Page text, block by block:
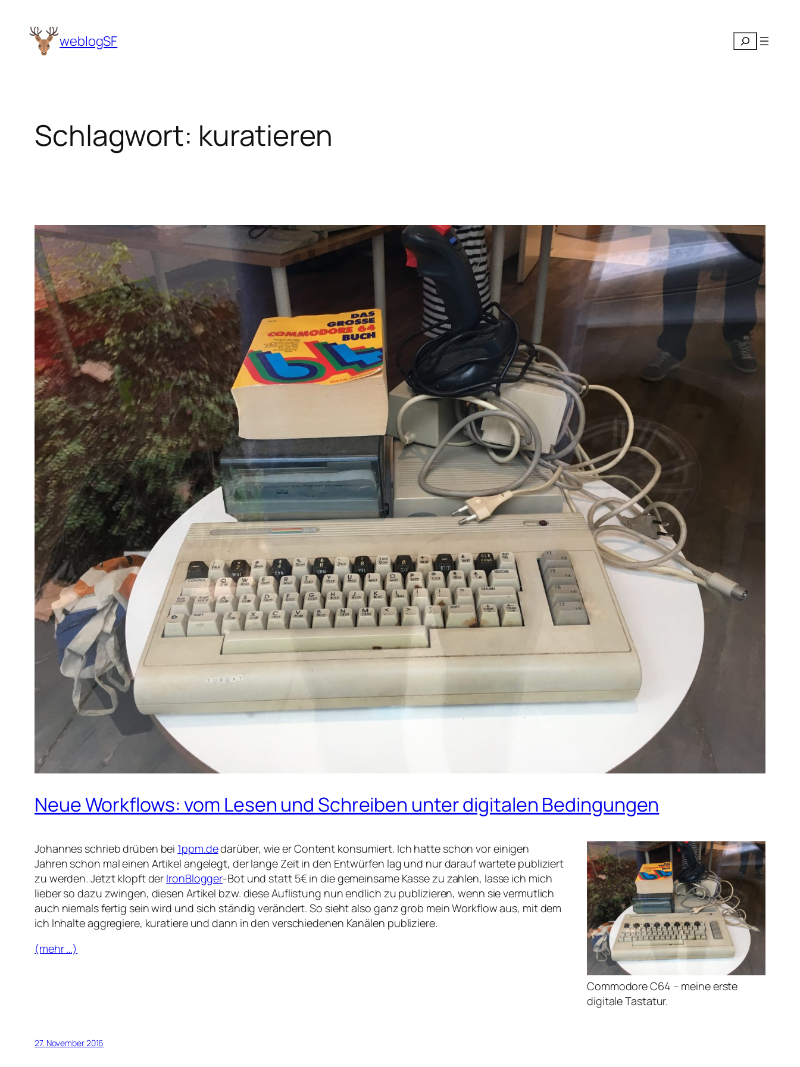
Inhalt
springen weblogSF Suchen
Schlagwort: kuratieren
Neue Workflows: vom Lesen und Schreiben unter digitalen Bedingungen
Commodore C64 – meine erste
digitale Tastatur.
Johannes schrieb drüben bei 1ppm.dedarüber, wie er Content konsumiert. Ich hatte schon vor einigen
Jahren schon mal einen Artikel angelegt, der lange Zeit in den Entwürfen lag und nur darauf wartete publiziert
zu werden. Jetzt klopft der IronBlogger-Bot und statt 5€ in die gemeinsame Kasse zu zahlen, lasse ich mich
lieber so dazu zwingen, diesen Artikel bzw. diese Auflistung nun endlich zu publizieren, wenn sie vermutlich
auch niemals fertig sein wird und sich ständig verändert. So sieht also ganz grob mein Workflow aus, mit dem
ich Inhalte aggregiere, kuratiere und dann in den verschiedenen Kanälen publiziere.
(mehr …)
27. November 2016